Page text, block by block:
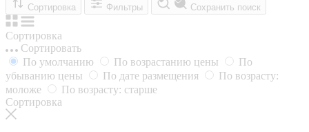
Сортировка
Фильтры Сохранить поиск
Сортировка
Сортировать
По умолчанию
По возрастанию цены
По
убыванию цены
По дате размещения
По возрасту:
моложе
По возрасту: старше
Сортировка